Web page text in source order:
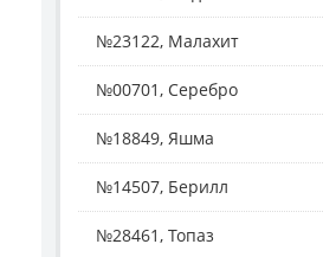
№23122, Малахит
№00701, Серебро
№18849, Яшма
№14507, Берилл
№28461, Топаз